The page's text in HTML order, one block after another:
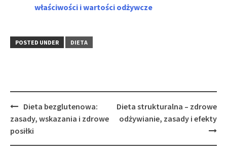
właściwości i wartości odżywcze
POSTED UNDER DIETA
Post
navigation
Dieta bezglutenowa:
zasady, wskazania i zdrowe
posiłki
Dieta strukturalna – zdrowe
odżywianie, zasady i efekty